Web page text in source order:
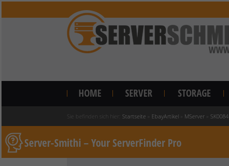
HOME SERVER STORAGE
Sie befinden sich hier: Startseite EbayArtikel MServer SK0084
Server-Smithi – Your ServerFinder Pro